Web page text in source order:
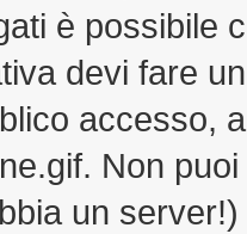
è possibile
devi fare
accesso,
Non
un